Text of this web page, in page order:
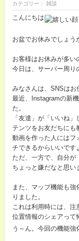
カテゴリー： 雑談
こんにちは
お盆でお休みでしょう
お客様はお休みが多い
今日は、サーバー周り
みなさんは、SNSはお
最近、Instagramの新
た。
「友達」が「いいね
テンツをお友だちにも
動画を作った人にはフ
チできるからいいです
ただ、一方で、自分が
ちょっと嫌だなと思い
また、マップ機能も
りました。
これは利用時には、注
位置情報のシェアって
う～ん。今回の機能強